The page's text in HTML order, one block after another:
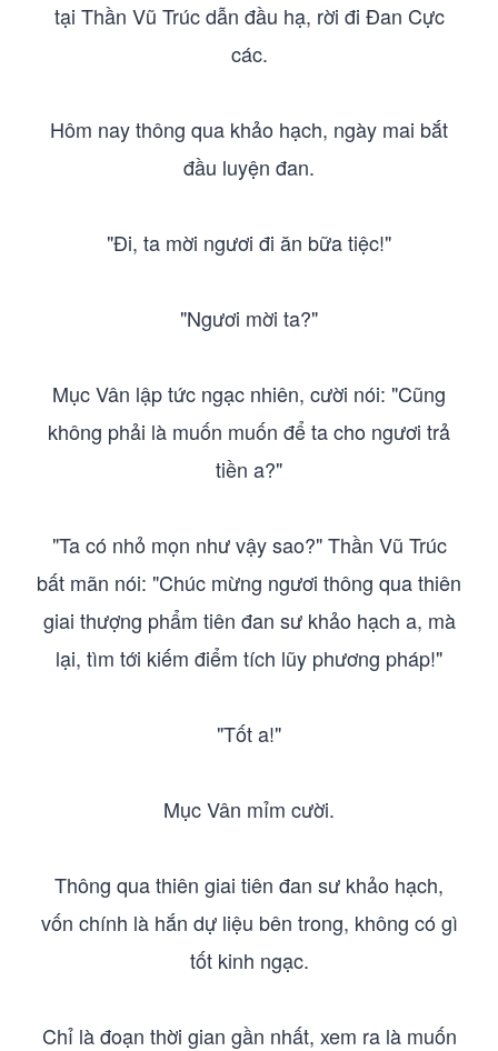
tại Thần Vũ Trúc dẫn đầu hạ, rời đi Đan Cực
các.
Hôm nay thông qua khảo hạch, ngày mai bắt
đầu luyện đan.
"Đi, ta mời ngươi đi ăn bữa tiệc!"
"Ngươi mời ta?"
Mục Vân lập tức ngạc nhiên, cười nói: "Cũng
không phải là muốn muốn để ta cho ngươi trả
tiền a?"
"Ta có nhỏ mọn như vậy sao?" Thần Vũ Trúc
bất mãn nói: "Chúc mừng ngươi thông qua thiên
giai thượng phẩm tiên đan sư khảo hạch a, mà
lại, tìm tới kiếm điểm tích lũy phương pháp!"
"Tốt a!"
Mục Vân mỉm cười.
Thông qua thiên giai tiên đan sư khảo hạch,
vốn chính là hắn dự liệu bên trong, không có gì
tốt kinh ngạc.
Chỉ là đoạn thời gian gần nhất, xem ra là muốn